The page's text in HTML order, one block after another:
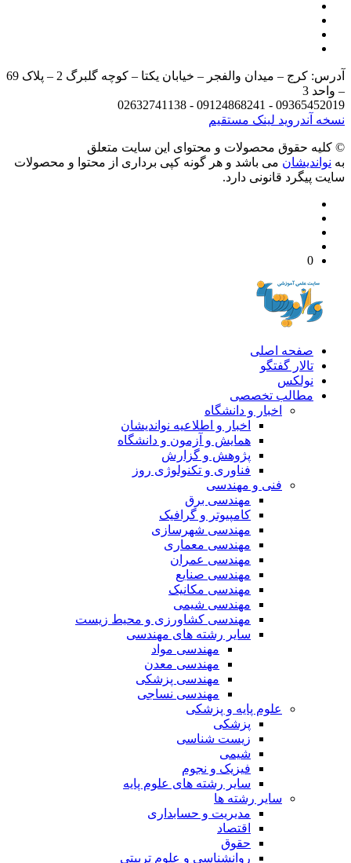
آدرس: کرج – میدان والفجر – خیابان یکتا – کوچه گلبرگ 2 – پلاک 69
3
09365452019 - 09124868241 -
آندرویدلینک مستقیم
حقوق محصولات و محتوای اين سایت متعلق
می باشد و هر گونه کپی برداری از محتوا و محصولات
پیگرد قانونی دارد.
صفحه اصلی
تالار گفتگو
نولکس
مطالب تخصصی
اخبار و دانشگاه
اخبار و اطلاعیه نواندیشان
همایش و آزمون و دانشگاه
پژوهش و گزارش
فناوری و تکنولوژی روز
فنی و مهندسی
مهندسی برق
کامپیوتر و گرافیک
مهندسی شهرسازی
مهندسی معماری
مهندسی عمران
مهندسی صنایع
مهندسی مکانیک
مهندسی شیمی
مهندسی کشاورزی و محیط زیست
سایر رشته های مهندسی
مهندسی مواد
مهندسی معدن
مهندسی پزشکی
مهندسی نساجی
علوم پایه و پزشکی
پزشکی
زیست شناسی
شیمی
فیزیک و نجوم
سایر رشته های علوم پایه
سایر رشته ها
مدیریت و حسابداری
اقتصاد
حقوق
روانشناسی و علوم تربیتی